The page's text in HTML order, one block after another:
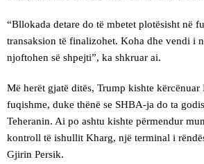
“Bllokada detare do të mbetet plotësisht në
transaksion të finalizohet. Koha dhe vendi i
njoftohen së shpejti”, ka shkruar ai.
Më herët gjatë ditës, Trump kishte
fuqishme, duke thënë se SHBA-ja do ta
Teheranin. Ai po ashtu kishte përmendur
kontroll të ishullit Kharg, një terminal i
Gjirin Persik.